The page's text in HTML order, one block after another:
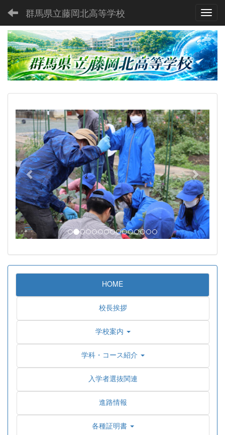
群馬県立藤岡北高等学校
p
r
e
v
i
o
u
s
n
e
x
t
HOME
校長挨拶
学校案内
学科・コース紹介
入学者選抜関連
進路情報
各種証明書